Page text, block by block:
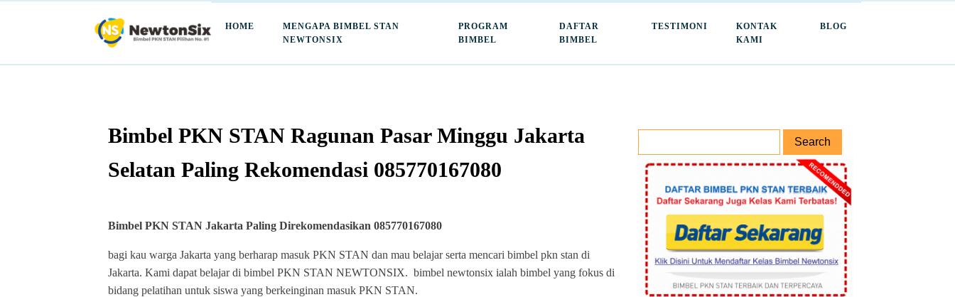
HOME
MENGAPA BIMBEL STAN
NEWTONSIX
PROGRAM
BIMBEL
DAFTAR
BIMBEL
TESTIMONI
KONTAK
KAMI
BLOG
Bimbel PKN STAN Ragunan Pasar Minggu Jakarta
Selatan Paling Rekomendasi 085770167080
Bimbel PKN STAN Jakarta Paling Direkomendasikan 085770167080
bagi kau warga Jakarta yang berharap masuk PKN STAN dan mau belajar serta mencari bimbel pkn stan di
Jakarta. Kami dapat belajar di bimbel PKN STAN NEWTONSIX. bimbel newtonsix ialah bimbel yang fokus di
bidang pelatihan untuk siswa yang berkeinginan masuk PKN STAN.